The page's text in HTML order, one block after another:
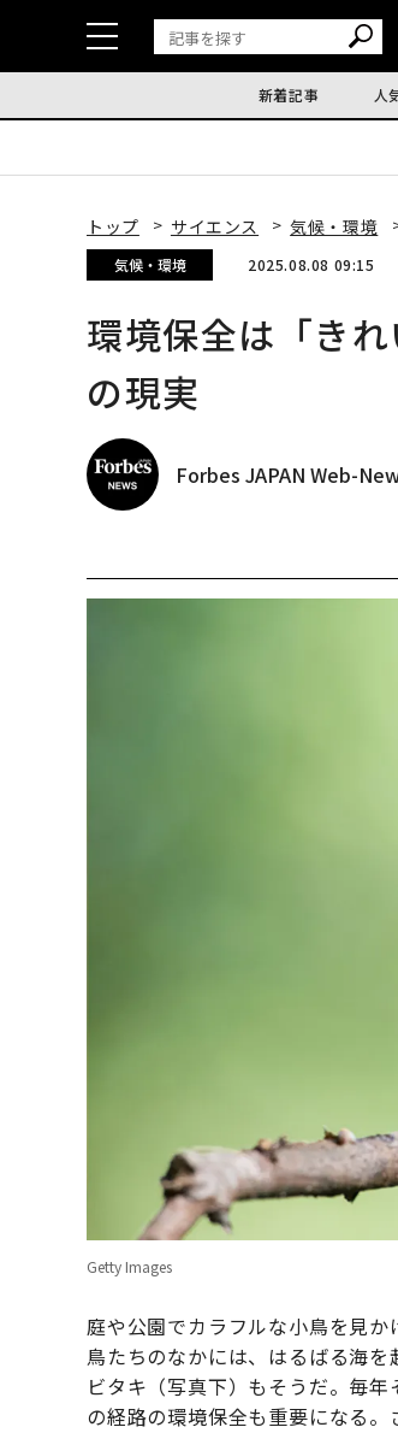
新着記事 人
トップ サイエンス 気候・環境
気候・環境 2025.08.08 09:15
環境保全は「き
の現実
Forbes JAPAN Web-
Getty Images
庭や公園でカラフルな小鳥を見
鳥たちのなかには、はるばる海
ビタキ（写真下）もそうだ。毎
の経路の環境保全も重要になる